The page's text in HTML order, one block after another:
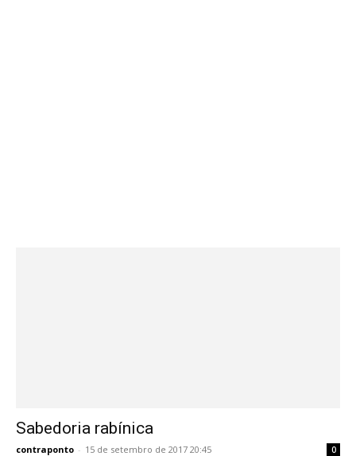
Sabedoria rabínica
contraponto - 15 de setembro de 2017 20:45 0